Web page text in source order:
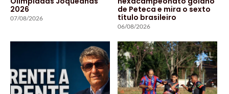
2026
07/08/2026
de Peteca e mira o sexto
título brasileiro
06/08/2026